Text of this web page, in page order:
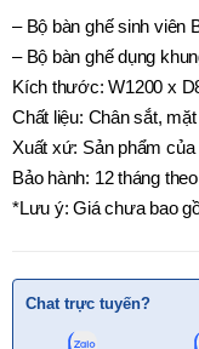
– Bộ bàn ghế sinh viên
– Bộ bàn ghế dụng
Kích thước: W1200 x
Chất liệu: Chân sắt,
Xuất xứ: Sản phẩm của
Bảo hành: 12 tháng
*Lưu ý: Giá chưa bao
Chat trực tuyến?